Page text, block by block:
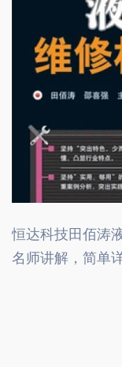
恒达科技田佰涛
名师讲解，简单